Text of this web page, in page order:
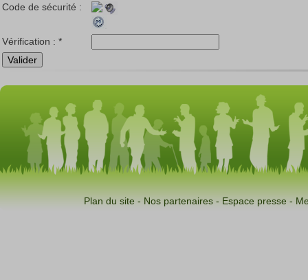
Code de sécurité :
Vérification : *
Plan du site - Nos partenaires - Espace presse -